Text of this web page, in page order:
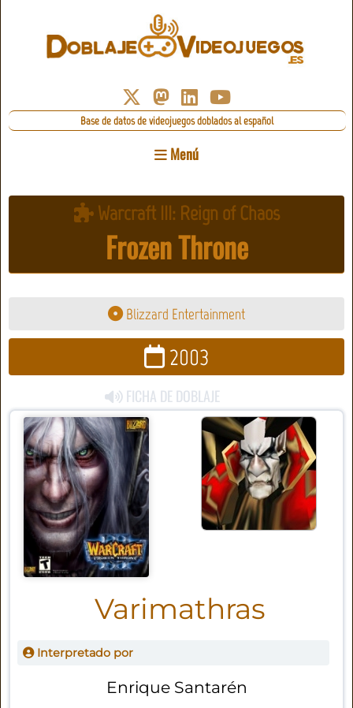
Base de datos de videojuegos doblados al español
Menú
Warcraft III: Reign of Chaos
Frozen Throne
Blizzard Entertainment
2003
FICHA DE DOBLAJE
Varimathras
Interpretado por
Enrique Santarén